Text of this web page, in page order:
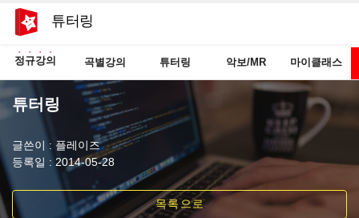
튜터링
정규강의 곡별강의 튜터링 악보/MR 마이클래스
튜터링
글쓴이 : 플레이즈
등록일 : 2014-05-28
목록으로